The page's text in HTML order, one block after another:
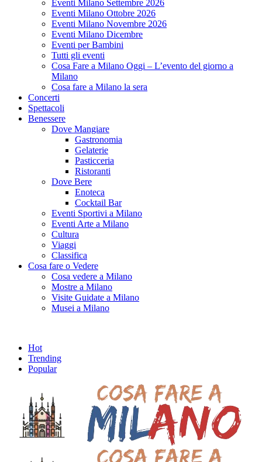
Eventi Milano Settembre 2026
Eventi Milano Ottobre 2026
Eventi Milano Novembre 2026
Eventi Milano Dicembre
Eventi per Bambini
Tutti gli eventi
Cosa Fare a Milano Oggi – L’evento del giorno a
Milano
Cosa fare a Milano la sera
Concerti
Spettacoli
Benessere
Dove Mangiare
Gastronomia
Gelaterie
Pasticceria
Ristoranti
Dove Bere
Enoteca
Cocktail Bar
Eventi Sportivi a Milano
Eventi Arte a Milano
Cultura
Viaggi
Classifica
Cosa fare o Vedere
Cosa vedere a Milano
Mostre a Milano
Visite Guidate a Milano
Musei a Milano
Hot
Trending
Popular